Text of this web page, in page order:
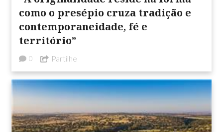
como o presépio cruza tradição e
contemporaneidade, fé e
território”
0 Partilhe